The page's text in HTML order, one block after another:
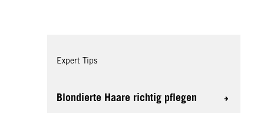
Expert Tips
Blondierte Haare richtig pflegen